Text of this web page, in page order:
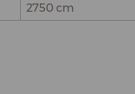
2750 cm